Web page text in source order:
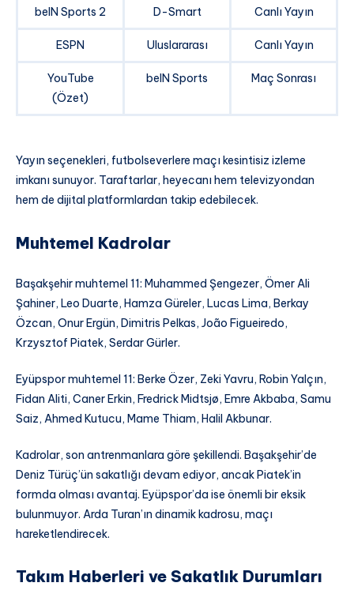
beIN Sports 2 D-Smart Canlı Yayın
ESPN Uluslararası Canlı Yayın
YouTube
(Özet)
beIN Sports Maç Sonrası
Yayın seçenekleri, futbolseverlere maçı kesintisiz izleme
imkanı sunuyor. Taraftarlar, heyecanı hem televizyondan
hem de dijital platformlardan takip edebilecek.
Muhtemel Kadrolar
Başakşehir muhtemel 11: Muhammed Şengezer, Ömer Ali
Şahiner, Leo Duarte, Hamza Güreler, Lucas Lima, Berkay
Özcan, Onur Ergün, Dimitris Pelkas, João Figueiredo,
Krzysztof Piatek, Serdar Gürler.
Eyüpspor muhtemel 11: Berke Özer, Zeki Yavru, Robin Yalçın,
Fidan Aliti, Caner Erkin, Fredrick Midtsjø, Emre Akbaba, Samu
Saiz, Ahmed Kutucu, Mame Thiam, Halil Akbunar.
Kadrolar, son antrenmanlara göre şekillendi. Başakşehir’de
Deniz Türüç’ün sakatlığı devam ediyor, ancak Piatek’in
formda olması avantaj. Eyüpspor’da ise önemli bir eksik
bulunmuyor. Arda Turan’ın dinamik kadrosu, maçı
hareketlendirecek.
Takım Haberleri ve Sakatlık Durumları